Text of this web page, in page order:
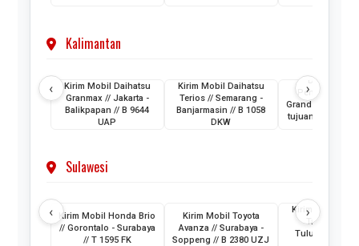
Kalimantan
‹
Kirim Mobil Daihatsu
Granmax // Jakarta -
Balikpapan // B 9644
UAP
Kirim Mobil Daihatsu
Terios // Semarang -
Banjarmasin // B 1058
DKW
Door to
Pengiriman
Grand Livina
tujuan
›
Sulawesi
‹
Kirim Mobil Honda Brio
// Gorontalo - Surabaya
// T 1595 FK
Kirim Mobil Toyota
Avanza // Surabaya -
Soppeng // B 2380 UZJ
Kirim Mobil
Taft //
Tulungagung
›